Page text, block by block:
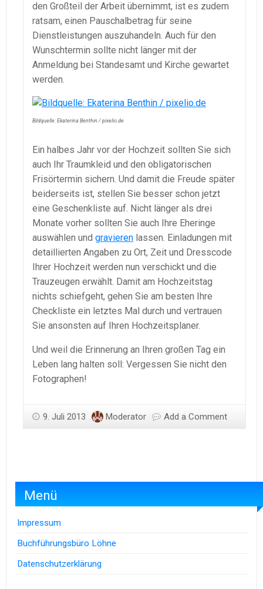
den Großteil der Arbeit übernimmt, ist es zudem
ratsam, einen Pauschalbetrag für seine
Dienstleistungen auszuhandeln. Auch für den
Wunschtermin sollte nicht länger mit der
Anmeldung bei Standesamt und Kirche gewartet
werden.
Bildquelle: Ekaterina Benthin / pixelio.de
Ein halbes Jahr vor der Hochzeit sollten Sie sich
auch Ihr Traumkleid und den obligatorischen
Frisörtermin sichern. Und damit die Freude später
beiderseits ist, stellen Sie besser schon jetzt
eine Geschenkliste auf. Nicht länger als drei
Monate vorher sollten Sie auch Ihre Eheringe
auswählen und gravieren lassen. Einladungen mit
detaillierten Angaben zu Ort, Zeit und Dresscode
Ihrer Hochzeit werden nun verschickt und die
Trauzeugen erwählt. Damit am Hochzeitstag
nichts schiefgeht, gehen Sie am besten Ihre
Checkliste ein letztes Mal durch und vertrauen
Sie ansonsten auf Ihren Hochzeitsplaner.
Und weil die Erinnerung an Ihren großen Tag ein
Leben lang halten soll: Vergessen Sie nicht den
Fotographen!
9. Juli 2013 Moderator Add a Comment
Menü
Impressum
Buchführungsbüro Löhne
Datenschutzerklärung